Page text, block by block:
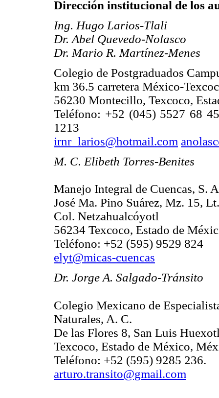
Dirección institucional de los
Ing. Hugo Larios-Tlali
Dr. Abel Quevedo-Nolasco
Dr. Mario R. Martínez-Menes
Colegio de Postgraduados
km 36.5 carretera México-
56230 Montecillo, Texcoco,
Teléfono: +52 (045) 5527 68
1213
irnr_larios@hotmail.com
M. C. Elibeth Torres-Benites
Manejo Integral de Cuencas, S.
José Ma. Pino Suárez, Mz. 15,
Col. Netzahualcóyotl
56234 Texcoco, Estado de
Teléfono: +52 (595) 9529 824
elyt@micas-cuencas
Dr. Jorge A. Salgado-Tránsito
Colegio Mexicano de
Naturales, A. C.
De las Flores 8, San Luis
Texcoco, Estado de México,
Teléfono: +52 (595) 9285 236.
arturo.transito@gmail.com